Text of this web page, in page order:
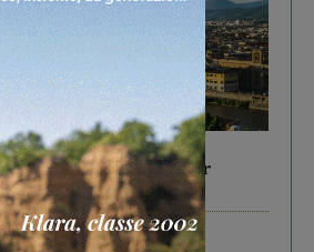
Firenze: 5 idee per far